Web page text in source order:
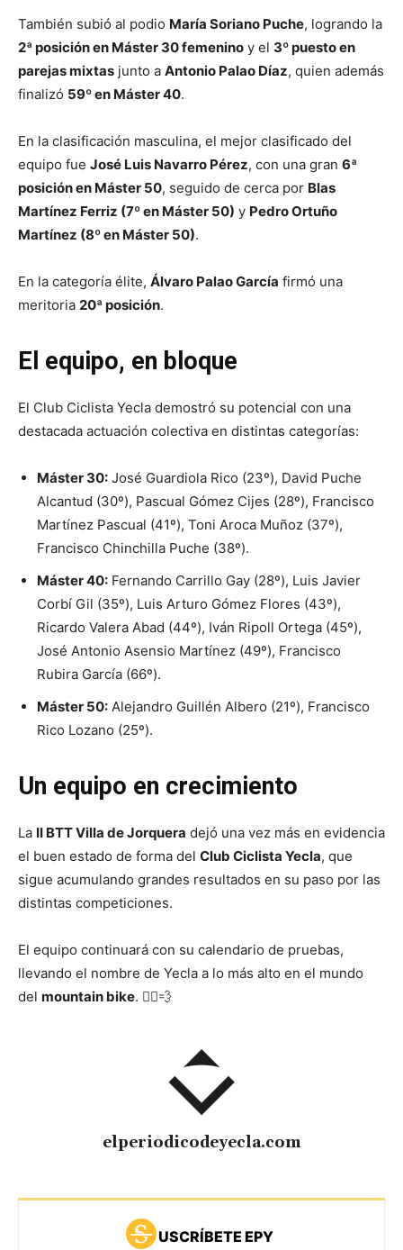
También subió al podio María Soriano Puche, logrando la
2ª posición en Máster 30 femenino y el 3º puesto en
parejas mixtas junto a Antonio Palao Díaz, quien además
finalizó 59º en Máster 40.
En la clasificación masculina, el mejor clasificado del
equipo fue José Luis Navarro Pérez, con una gran 6ª
posición en Máster 50, seguido de cerca por Blas
Martínez Ferriz (7º en Máster 50) y Pedro Ortuño
Martínez (8º en Máster 50).
En la categoría élite, Álvaro Palao García firmó una
meritoria 20ª posición.
El equipo, en bloque
El Club Ciclista Yecla demostró su potencial con una
destacada actuación colectiva en distintas categorías:
Máster 30: José Guardiola Rico (23º), David Puche
Alcantud (30º), Pascual Gómez Cijes (28º), Francisco
Martínez Pascual (41º), Toni Aroca Muñoz (37º),
Francisco Chinchilla Puche (38º).
Máster 40: Fernando Carrillo Gay (28º), Luis Javier
Corbí Gil (35º), Luis Arturo Gómez Flores (43º),
Ricardo Valera Abad (44º), Iván Ripoll Ortega (45º),
José Antonio Asensio Martínez (49º), Francisco
Rubira García (66º).
Máster 50: Alejandro Guillén Albero (21º), Francisco
Rico Lozano (25º).
Un equipo en crecimiento
La II BTT Villa de Jorquera dejó una vez más en evidencia
el buen estado de forma del Club Ciclista Yecla, que
sigue acumulando grandes resultados en su paso por las
distintas competiciones.
El equipo continuará con su calendario de pruebas,
llevando el nombre de Yecla a lo más alto en el mundo
del mountain bike. 🚴‍♂️💨
elperiodicodeyecla.com
USCRÍBETE EPY